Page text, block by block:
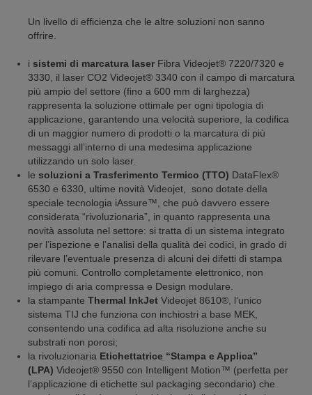
Un livello di efficienza che le altre soluzioni non sanno
offrire.
i sistemi di marcatura laser Fibra Videojet® 7220/7320 e
3330, il laser CO2 Videojet® 3340 con il campo di marcatura
più ampio del settore (fino a 600 mm di larghezza)
rappresenta la soluzione ottimale per ogni tipologia di
applicazione, garantendo una velocità superiore, la codifica
di un maggior numero di prodotti o la marcatura di più
messaggi all’interno di una medesima applicazione
utilizzando un solo laser.
le soluzioni a Trasferimento Termico (TTO) DataFlex®
6530 e 6330, ultime novità Videojet, sono dotate della
speciale tecnologia iAssure™, che può davvero essere
considerata “rivoluzionaria”, in quanto rappresenta una
novità assoluta nel settore: si tratta di un sistema integrato
per l’ispezione e l’analisi della qualità dei codici, in grado di
rilevare l’eventuale presenza di alcuni dei difetti di stampa
più comuni. Controllo completamente elettronico, non
impiego di aria compressa e Design modulare.
la stampante Thermal InkJet Videojet 8610®, l’unico
sistema TIJ che funziona con inchiostri a base MEK,
consentendo una codifica ad alta risoluzione anche su
substrati non porosi;
la rivoluzionaria Etichettatrice “Stampa e Applica”
(LPA) Videojet® 9550 con Intelligent Motion™ (perfetta per
l’applicazione di etichette sul packaging secondario) che